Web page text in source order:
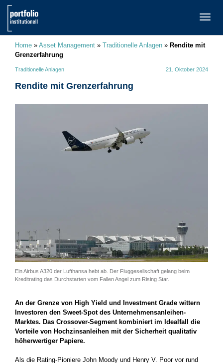
Home » Asset Management » Traditionelle Anlagen » Rendite mit
Grenzerfahrung
Traditionelle Anlagen 21. Oktober 2024
Rendite mit Grenzerfahrung
Ein Airbus A320 der Lufthansa hebt ab. Der Fluggesellschaft gelang beim
Kreditrating das Durchstarten vom Fallen Angel zum Rising Star.
An der Grenze von High Yield und Investment Grade wittern
Investoren den Sweet-Spot des Unternehmensanleihen-
Marktes. Das Crossover-Segment kombiniert im Idealfall die
Vorteile von Hochzinsanleihen mit der Sicherheit qualitativ
höherwertiger Papiere.
Als die Rating-Pioniere John Moody und Henry V. Poor vor rund